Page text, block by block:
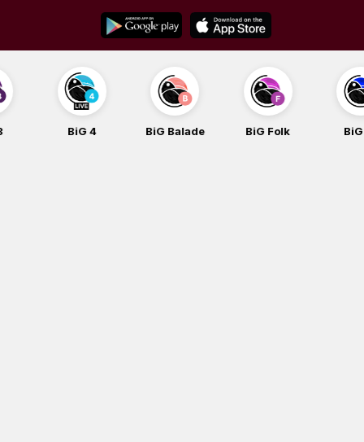
content
BiG Balade BiG Folk